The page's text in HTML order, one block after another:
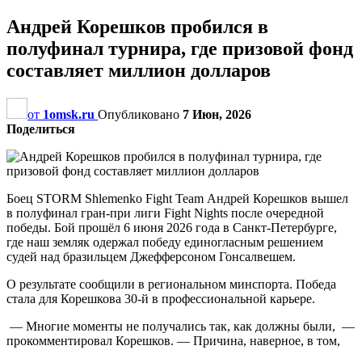
Андрей Корешков пробился в
полуфинал турнира, где призовой фонд
составляет миллион долларов
от 1omsk.ru Опубликовано 7 Июн, 2026
Поделиться
Боец STORM Shlemenko Fight Team Андрей Корешков вышел
в полуфинал гран-при лиги Fight Nights после очередной
победы. Бой прошёл 6 июня 2026 года в Санкт-Петербурге,
где наш земляк одержал победу единогласным решением
судей над бразильцем Джефферсоном Гонсалвешем.
О результате сообщили в региональном минспорта. Победа
стала для Корешкова 30-й в профессиональной карьере.
— Многие моменты не получались так, как должны были, —
прокомментировал Корешков. — Причина, наверное, в том,